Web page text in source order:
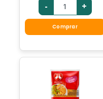
- +
Comprar